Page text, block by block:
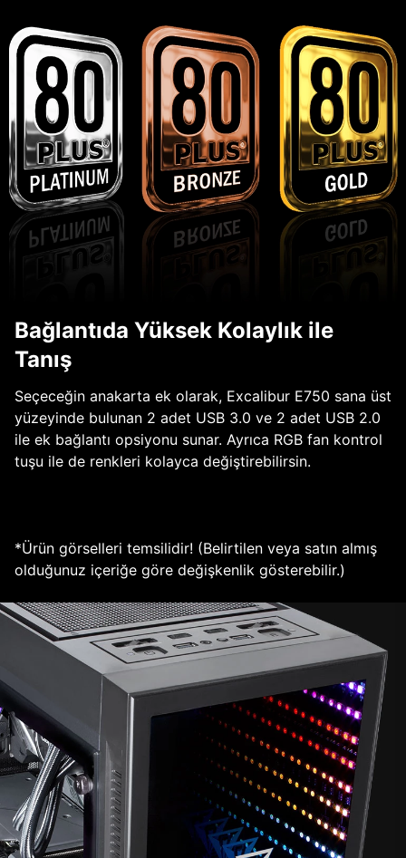
Bağlantıda Yüksek Kolaylık ile
Tanış
Seçeceğin anakarta ek olarak, Excalibur E750 sana üst
yüzeyinde bulunan 2 adet USB 3.0 ve 2 adet USB 2.0
ile ek bağlantı opsiyonu sunar. Ayrıca RGB fan kontrol
tuşu ile de renkleri kolayca değiştirebilirsin.
*Ürün görselleri temsilidir! (Belirtilen veya satın almış
olduğunuz içeriğe göre değişkenlik gösterebilir.)